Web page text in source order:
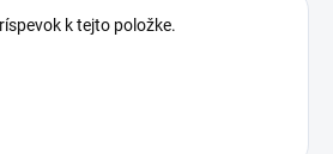
k tejto položke.